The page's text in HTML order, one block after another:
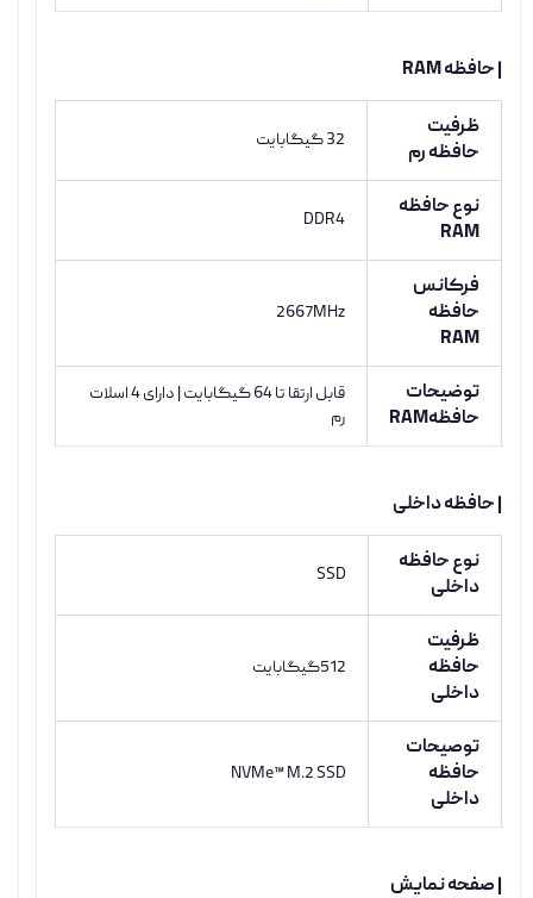
| حافظه RAM
ظرفیت
حافظه رم
32 گيگابايت
نوع حافظه
RAM
DDR4
فرکانس
حافظه
RAM
2667MHz
توضیحات
حافظهRAM
قابل ارتقا تا 64 گیگابایت | دارای 4 اسلات
رم
| حافظه داخلی
نوع حافظه
داخلی
SSD
ظرفیت
حافظه
داخلی
512گیگابایت
توصیحات
حافظه
داخلی
NVMe™ M.2 SSD
| صفحه نمایش